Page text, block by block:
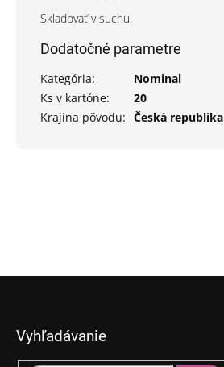
Skladovať v suchu.
Dodatočné parametre
Kategória:
Nominal
Ks v kartóne:
20
Krajina pôvodu: Česká republika
Vyhľadávanie